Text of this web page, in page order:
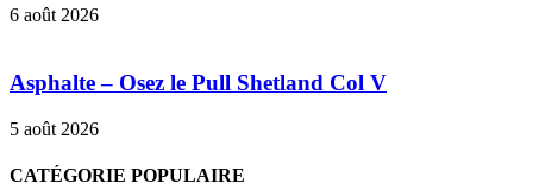
6 août 2026
Asphalte – Osez le Pull Shetland Col V
5 août 2026
CATÉGORIE POPULAIRE